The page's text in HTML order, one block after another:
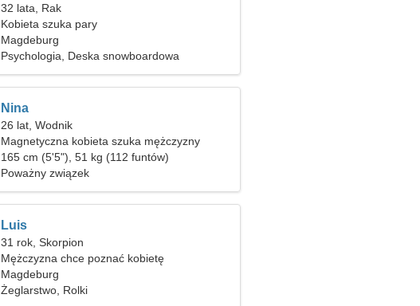
32 lata, Rak
Kobieta szuka pary
Magdeburg
Psychologia, Deska snowboardowa
Nina
26 lat, Wodnik
Magnetyczna kobieta szuka mężczyzny
165 cm (5'5"), 51 kg (112 funtów)
Poważny związek
Luis
31 rok, Skorpion
Mężczyzna chce poznać kobietę
Magdeburg
Żeglarstwo, Rolki